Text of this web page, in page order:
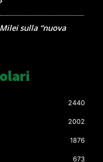
sulla “nuova
2440
2002
1876
673